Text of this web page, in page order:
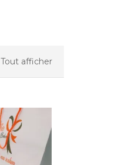
Tout afficher